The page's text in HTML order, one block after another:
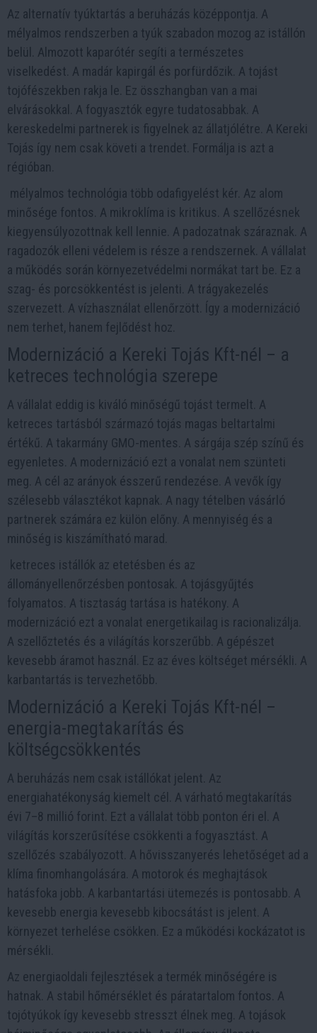
Az alternatív tyúktartás a beruházás középpontja. A
mélyalmos rendszerben a tyúk szabadon mozog az istállón
belül. Almozott kaparótér segíti a természetes
viselkedést. A madár kapirgál és porfürdőzik. A tojást
tojófészekben rakja le. Ez összhangban van a mai
elvárásokkal. A fogyasztók egyre tudatosabbak. A
kereskedelmi partnerek is figyelnek az állatjólétre. A Kereki
Tojás így nem csak követi a trendet. Formálja is azt a
régióban.
mélyalmos technológia több odafigyelést kér. Az alom
minősége fontos. A mikroklíma is kritikus. A szellőzésnek
kiegyensúlyozottnak kell lennie. A padozatnak száraznak. A
ragadozók elleni védelem is része a rendszernek. A vállalat
a működés során környezetvédelmi normákat tart be. Ez a
szag- és porcsökkentést is jelenti. A trágyakezelés
szervezett. A vízhasználat ellenőrzött. Így a modernizáció
nem terhet, hanem fejlődést hoz.
Modernizáció a Kereki Tojás Kft-nél – a
ketreces technológia szerepe
A vállalat eddig is kiváló minőségű tojást termelt. A
ketreces tartásból származó tojás magas beltartalmi
értékű. A takarmány GMO-mentes. A sárgája szép színű és
egyenletes. A modernizáció ezt a vonalat nem szünteti
meg. A cél az arányok ésszerű rendezése. A vevők így
szélesebb választékot kapnak. A nagy tételben vásárló
partnerek számára ez külön előny. A mennyiség és a
minőség is kiszámítható marad.
ketreces istállók az etetésben és az
állományellenőrzésben pontosak. A tojásgyűjtés
folyamatos. A tisztaság tartása is hatékony. A
modernizáció ezt a vonalat energetikailag is racionalizálja.
A szellőztetés és a világítás korszerűbb. A gépészet
kevesebb áramot használ. Ez az éves költséget mérsékli. A
karbantartás is tervezhetőbb.
Modernizáció a Kereki Tojás Kft-nél –
energia-megtakarítás és
költségcsökkentés
A beruházás nem csak istállókat jelent. Az
energiahatékonyság kiemelt cél. A várható megtakarítás
évi 7–8 millió forint. Ezt a vállalat több ponton éri el. A
világítás korszerűsítése csökkenti a fogyasztást. A
szellőzés szabályozott. A hővisszanyerés lehetőséget ad a
klíma finomhangolására. A motorok és meghajtások
hatásfoka jobb. A karbantartási ütemezés is pontosabb. A
kevesebb energia kevesebb kibocsátást is jelent. A
környezet terhelése csökken. Ez a működési kockázatot is
mérsékli.
Az energiaoldali fejlesztések a termék minőségére is
hatnak. A stabil hőmérséklet és páratartalom fontos. A
tojótyúkok így kevesebb stresszt élnek meg. A tojások